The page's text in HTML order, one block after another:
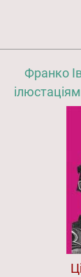
Франко